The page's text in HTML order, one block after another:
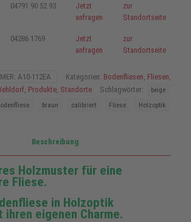
04791 90 52 93
Jetzt
anfragen
zur
Standortseite
04286 1769
Jetzt
anfragen
zur
Standortseite
A10-112EA Kategorien: Bodenfliesen Fliesen
Produkte Standorte Schlagwörter:
beige
braun calibriert Fliese Holzoptik
Beschreibung
Holzmuster für eine
Fliese.
in Holzoptik
ihren eigenen Charme.